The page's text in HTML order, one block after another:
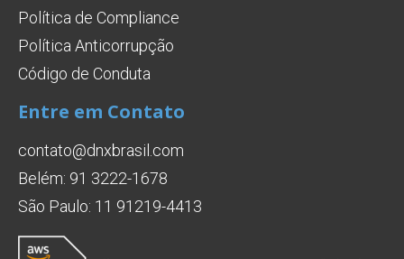
Política de Compliance
Política Anticorrupção
Código de Conduta
Entre em Contato
contato@dnxbrasil.com
Belém: 91 3222-1678
São Paulo: 11 91219-4413